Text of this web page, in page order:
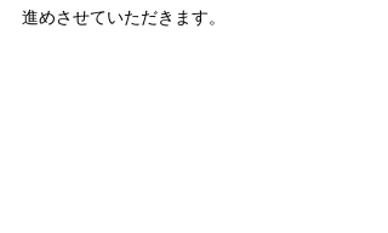
進めさせていただきます。